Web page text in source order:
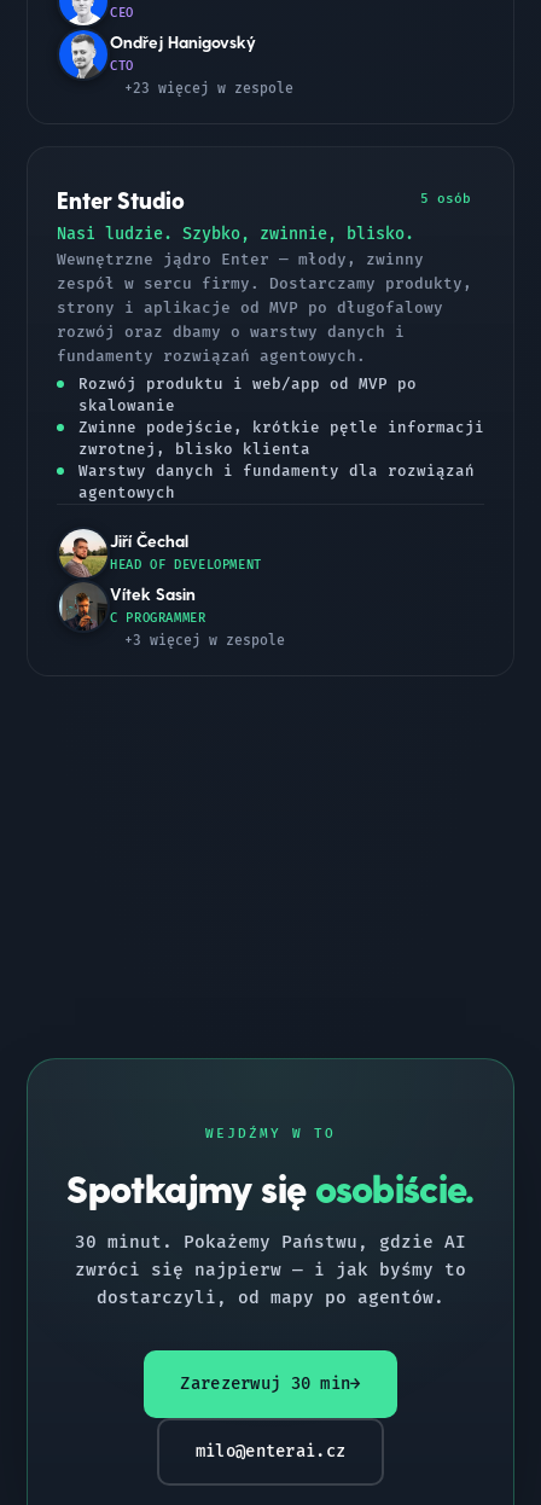
CEO
Ondřej Hanigovský
CTO
+23 więcej w zespole
Enter Studio 5 osób
Nasi ludzie. Szybko, zwinnie, blisko.
Wewnętrzne jądro Enter — młody, zwinny
zespół w sercu firmy. Dostarczamy produkty,
strony i aplikacje od MVP po długofalowy
rozwój oraz dbamy o warstwy danych i
fundamenty rozwiązań agentowych.
Rozwój produktu i web/app od MVP po
skalowanie
Zwinne podejście, krótkie pętle informacji
zwrotnej, blisko klienta
Warstwy danych i fundamenty dla rozwiązań
agentowych
Jiří Čechal
HEAD OF DEVELOPMENT
Vítek Sasin
C PROGRAMMER
+3 więcej w zespole
WEJDŹMY W TO
Spotkajmy się osobiście.
30 minut. Pokażemy Państwu, gdzie AI
zwróci się najpierw — i jak byśmy to
dostarczyli, od mapy po agentów.
Zarezerwuj 30 min→
milo@enterai.cz